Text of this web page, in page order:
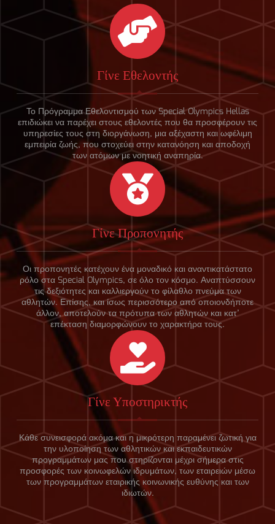
Γίνε Εθελοντής
Το Πρόγραμμα Εθελοντισμού των Special Olympics Hellas
επιδιώκει να παρέχει στους εθελοντές που θα προσφέρουν τις
υπηρεσίες τους στη διοργάνωση, μια αξέχαστη και ωφέλιμη
εμπειρία ζωής, που στοχεύει στην κατανόηση και αποδοχή
των ατόμων με νοητική αναπηρία.
Γίνε Προπονητής
Οι προπονητές κατέχουν ένα μοναδικό και αναντικατάστατο
ρόλο στα Special Olympics, σε όλο τον κόσμο. Αναπτύσσουν
τις δεξιότητες και καλλιεργούν το φίλαθλο πνεύμα των
αθλητών. Επίσης, και ίσως περισσότερο από οποιονδήποτε
άλλον, αποτελούν τα πρότυπα των αθλητών και κατ’
επέκταση διαμορφώνουν το χαρακτήρα τους.
Γίνε Υποστηρικτής
Κάθε συνεισφορά ακόμα και η μικρότερη παραμένει ζωτική για
την υλοποίηση των αθλητικών και εκπαιδευτικών
προγραμμάτων μας που στηρίζονται μέχρι σήμερα στις
προσφορές των κοινωφελών ιδρυμάτων, των εταιρειών μέσω
των προγραμμάτων εταιρικής κοινωνικής ευθύνης και των
ιδιωτών.